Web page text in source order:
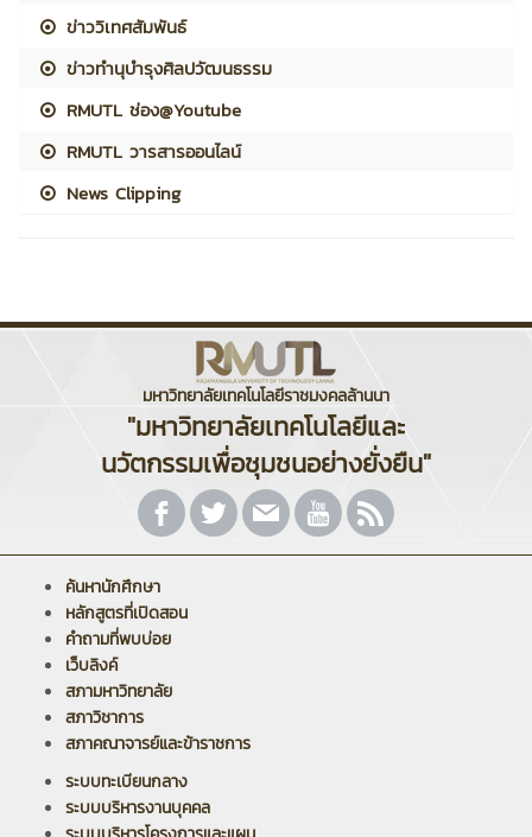
ข่าววิเทศสัมพันธ์
ข่าวทำนุบำรุงศิลปวัฒนธรรม
RMUTL ช่อง@Youtube
RMUTL วารสารออนไลน์
News Clipping
มหาวิทยาลัยเทคโนโลยีราชมงคลล้านนา
"มหาวิทยาลัยเทคโนโลยีและ
นวัตกรรมเพื่อชุมชนอย่างยั่งยืน"
ค้นหานักศึกษา
หลักสูตรที่เปิดสอน
คำถามที่พบบ่อย
เว็บลิงค์
สภามหาวิทยาลัย
สภาวิชาการ
สภาคณาจารย์และข้าราชการ
ระบบทะเบียนกลาง
ระบบบริหารงานบุคคล